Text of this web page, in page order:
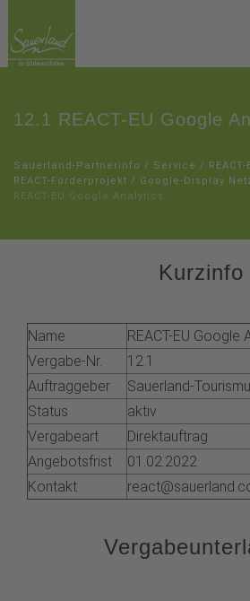
12.1 REACT-EU Google
Sauerland-Partnerinfo / Service / REACT-
REACT-Förderprojekt / Google-Display
REACT-EU Google Analytics
Kurzinfo
Name
REACT-EU Google
Vergabe-Nr.
12.1
Auftraggeber
Sauerland-
Status
aktiv
Vergabeart
Direktauftrag
Angebotsfrist
01.02.2022
Kontakt